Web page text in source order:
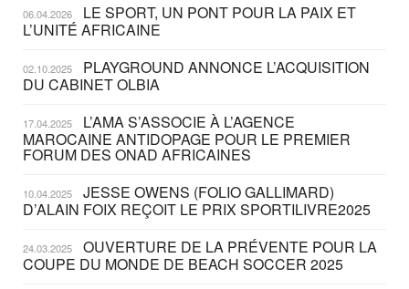
05.08 — TIR À L'ARC
DES MONDIAUX À BRISBANE SUR
LE VILLAGE OLYMPIQUE DES
ARAVIS SE DESSINE
LE COJOP A TROUVÉ SON
VILLAGE OLYMPIQUE LYONNAIS
04.08 — ALLEMAGNE
« L'ALLEMAGNE PEUT
06.04.2026
LE SPORT, UN PONT POUR LA PAIX ET
L’UNITÉ AFRICAINE
02.10.2025
PLAYGROUND ANNONCE L’ACQUISITION
DU CABINET OLBIA
17.04.2025
L’AMA S’ASSOCIE À L’AGENCE
MAROCAINE ANTIDOPAGE POUR LE PREMIER
FORUM DES ONAD AFRICAINES
10.04.2025
JESSE OWENS (FOLIO GALLIMARD)
D’ALAIN FOIX REÇOIT LE PRIX SPORTILIVRE2025
24.03.2025
OUVERTURE DE LA PRÉVENTE POUR LA
COUPE DU MONDE DE BEACH SOCCER 2025